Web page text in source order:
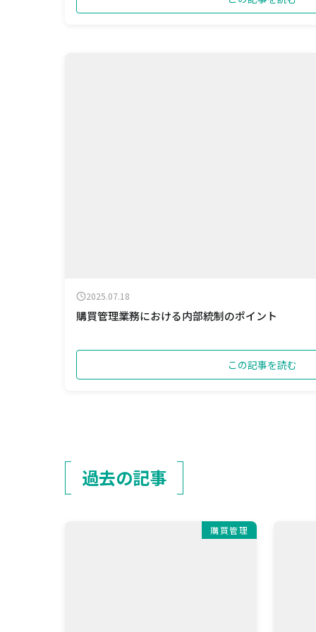
2025.07.18
購買管理業務における内部統制のポイント
この記事を読む
過去の記事
購買管理